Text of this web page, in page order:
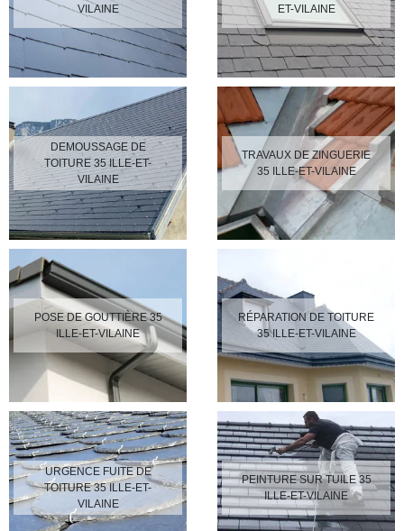
VILAINE
DEMOUSSAGE DE
TOITURE 35 ILLE-ET-
VILAINE
POSE DE GOUTTIÈRE 35
ILLE-ET-VILAINE
URGENCE FUITE DE
TOITURE 35 ILLE-ET-
VILAINE
ET-VILAINE
TRAVAUX DE ZINGUERIE
35 ILLE-ET-VILAINE
RÉPARATION DE TOITURE
35 ILLE-ET-VILAINE
PEINTURE SUR TUILE 35
ILLE-ET-VILAINE